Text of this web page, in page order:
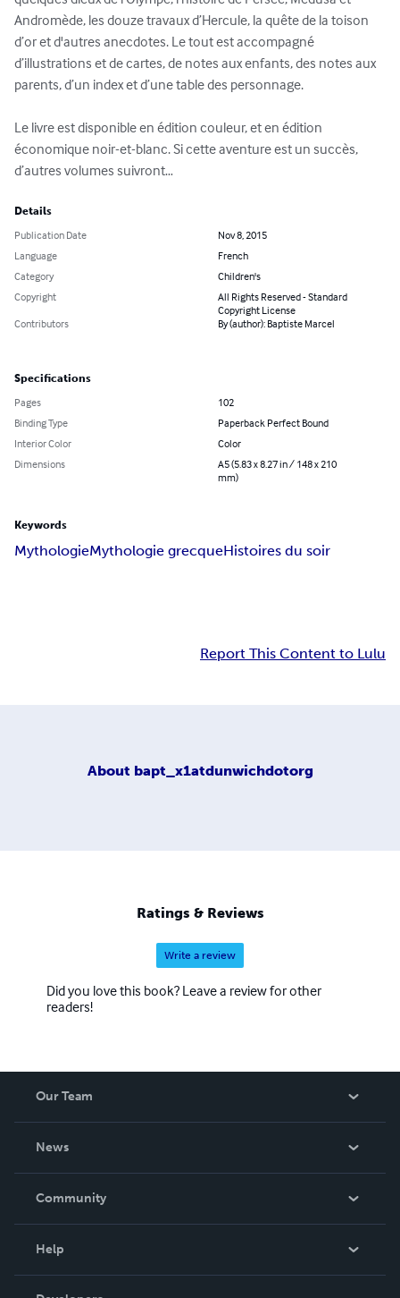
Andromède, les douze travaux d’Hercule, la quête de la toison
d’or et d'autres anecdotes. Le tout est accompagné
d’illustrations et de cartes, de notes aux enfants, des notes aux
parents, d’un index et d’une table des personnage.
Le livre est disponible en édition couleur, et en édition
économique noir-et-blanc. Si cette aventure est un succès,
d’autres volumes suivront…
Details
Publication Date
Nov 8, 2015
Language
French
Category
Children's
Copyright
All Rights Reserved - Standard
Copyright License
Contributors
By (author): Baptiste Marcel
Specifications
Pages
102
Binding Type
Paperback Perfect Bound
Interior Color
Color
Dimensions
A5 (5.83 x 8.27 in / 148 x 210
mm)
Keywords
MythologieMythologie grecqueHistoires du soir
Report This Content to Lulu
About bapt_x1atdunwichdotorg
Ratings & Reviews
Write a review
Did you love this book? Leave a review for other
readers!
Our Team
News
In The News
Community
Help
Order Lookup